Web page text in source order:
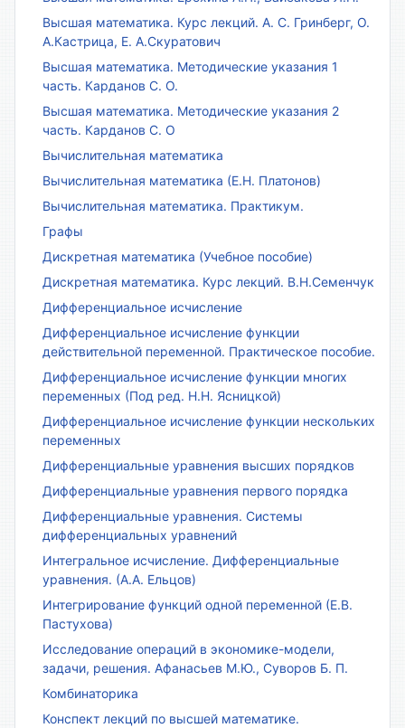
Высшая математика. Курс лекций. А. С. Гринберг, О.
А.Кастрица, Е. А.Скуратович
Высшая математика. Методические указания 1
часть. Карданов С. О.
Высшая математика. Методические указания 2
часть. Карданов С. О
Вычислительная математика
Вычислительная математика (Е.Н. Платонов)
Вычислительная математика. Практикум.
Графы
Дискретная математика (Учебное пособие)
Дискретная математика. Курс лекций. В.Н.Семенчук
Дифференциальное исчисление
Дифференциальное исчисление функции
действительной переменной. Практическое пособие.
Дифференциальное исчисление функции многих
переменных (Под ред. Н.Н. Ясницкой)
Дифференциальное исчисление функции нескольких
переменных
Дифференциальные уравнения высших порядков
Дифференциальные уравнения первого порядка
Дифференциальные уравнения. Системы
дифференциальных уравнений
Интегральное исчисление. Дифференциальные
уравнения. (А.А. Ельцов)
Интегрирование функций одной переменной (Е.В.
Пастухова)
Исследование операций в экономике-модели,
задачи, решения. Афанасьев М.Ю., Суворов Б. П.
Комбинаторика
Конспект лекций по высшей математике.